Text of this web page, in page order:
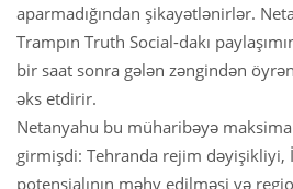
aparmadığından şikayətlənirlər.
Trampın Truth Social-dakı
bir saat sonra gələn zəngindən
əks etdirir.
Netanyahu bu müharibəyə
girmişdi: Tehranda rejim dəyişikliyi,
potensialının məhv edilməsi və